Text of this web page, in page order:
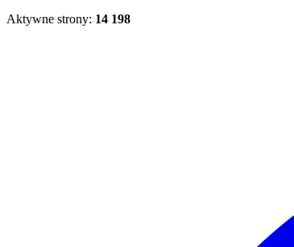
Aktywne strony: 14 198